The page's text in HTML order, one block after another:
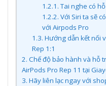
1.2.1.Tai nghe có
1.2.2. Với Siri ta sẽ
với Airpods Pro
1.3. Hướng dẫn kết nối
Rep 1:1
2. Chế độ bảo hành và hỗ
AirPods Pro Rep 11 tại
3. Hãy liên lạc ngay với